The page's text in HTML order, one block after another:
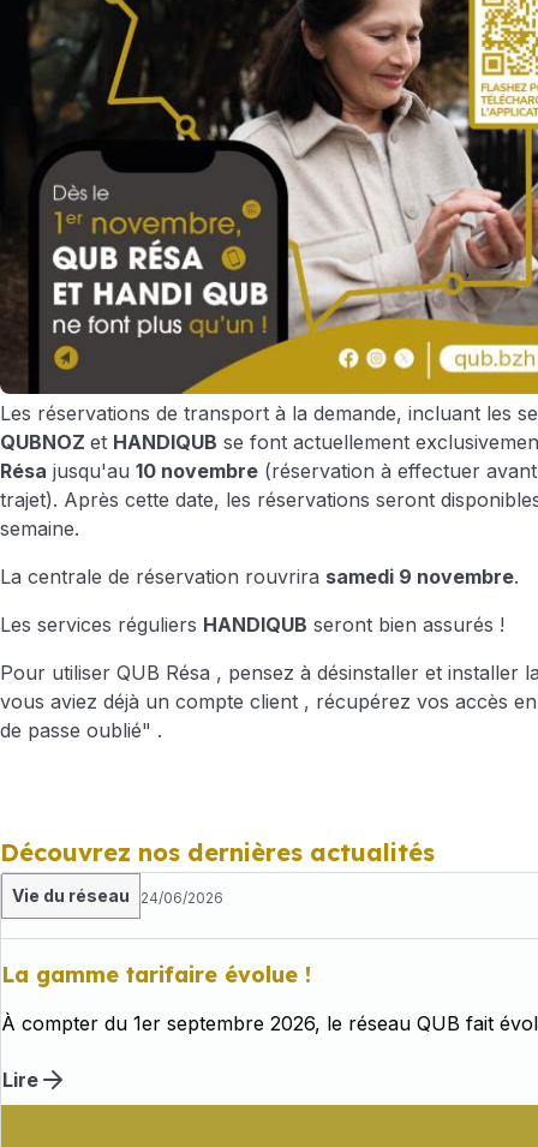
Les réservations de transport à la demande, incluant les
QUBNOZ et HANDIQUB se font actuellement
Résa jusqu'au 10 novembre (réservation à effectuer
trajet). Après cette date, les réservations seront
semaine.
La centrale de réservation rouvrira samedi 9 novembre.
Les services réguliers HANDIQUB seront bien assurés !
Pour utiliser QUB Résa , pensez à désinstaller et installer
vous aviez déjà un compte client , récupérez vos accès
de passe oublié" .
Découvrez nos dernières actualités
Vie du réseau 24/06/2026
La gamme tarifaire évolue !
À compter du 1er septembre 2026, le réseau QUB fait
Lire